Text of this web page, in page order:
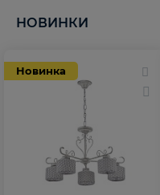
НОВИНКИ
Новинка